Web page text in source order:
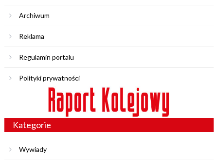
Archiwum
Reklama
Regulamin portalu
Polityki prywatności
Kategorie
Wywiady